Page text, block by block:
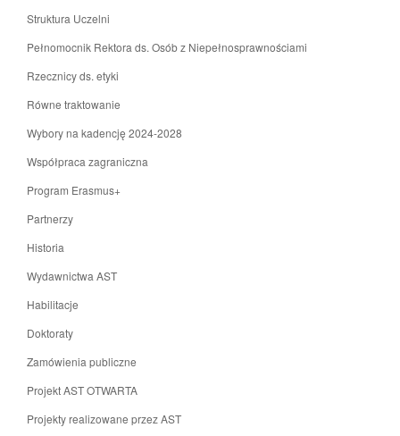
Struktura Uczelni
Pełnomocnik Rektora ds. Osób z Niepełnosprawnościami
Rzecznicy ds. etyki
Równe traktowanie
Wybory na kadencję 2024-2028
Współpraca zagraniczna
Program Erasmus+
Partnerzy
Historia
Wydawnictwa AST
Habilitacje
Doktoraty
Zamówienia publiczne
Projekt AST OTWARTA
Projekty realizowane przez AST